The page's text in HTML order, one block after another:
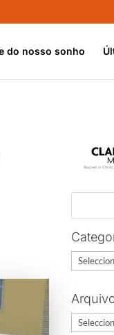
do nosso sonho
Arquivos